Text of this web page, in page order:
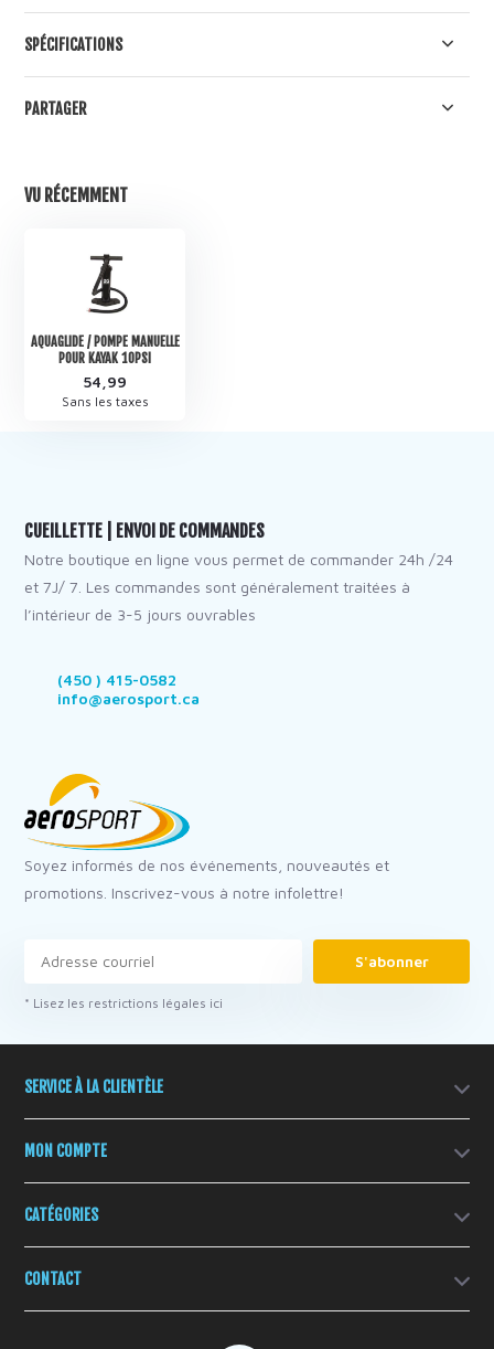
SPÉCIFICATIONS
PARTAGER
VU RÉCEMMENT
AQUAGLIDE / POMPE MANUELLE
POUR KAYAK 10PSI
54,99
Sans les taxes
CUEILLETTE | ENVOI DE COMMANDES
Notre boutique en ligne vous permet de commander 24h /24
et 7J/ 7. Les commandes sont généralement traitées à
l’intérieur de 3-5 jours ouvrables
(450 ) 415-0582
info@aerosport.ca
Soyez informés de nos événements, nouveautés et
promotions. Inscrivez-vous à notre infolettre!
S'abonner
* Lisez les restrictions légales ici
SERVICE À LA CLIENTÈLE
MON COMPTE
CATÉGORIES
CONTACT